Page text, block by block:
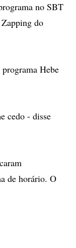
no SBT
do
Hebe
cedo - disse
de horário. O